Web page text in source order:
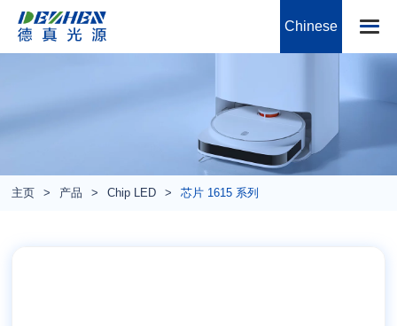
Chinese
主页 产品 Chip LED 芯片 1615 系列